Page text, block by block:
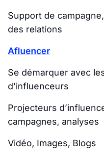
Support de
des relations
Afluencer
Se démarquer avec
d’influenceurs
Projecteurs
campagnes, analyses
Vidéo, Images, Blogs